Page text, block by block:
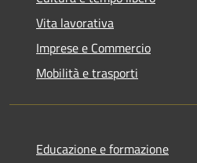
Vita lavorativa
Imprese e Commercio
Mobilità e trasporti
Educazione e formazione